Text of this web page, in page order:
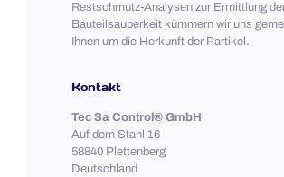
Restschmutz-Analysen zur Ermittlung
Bauteilsauberkeit kümmern wir uns
Ihnen um die Herkunft der Partikel.
Kontakt
Tec Sa Control® GmbH
Auf dem Stahl 16
58840 Plettenberg
Deutschland